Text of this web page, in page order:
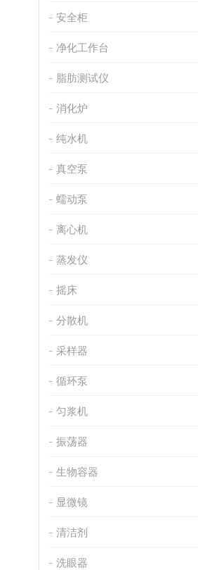
安全柜
净化工作台
脂肪测试仪
消化炉
纯水机
真空泵
蠕动泵
离心机
蒸发仪
摇床
分散机
采样器
循环泵
匀浆机
振荡器
生物容器
显微镜
清洁剂
洗眼器